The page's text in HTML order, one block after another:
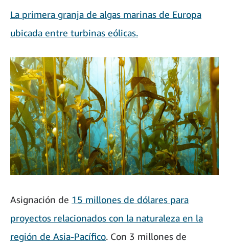
La primera granja de algas marinas de Europa
ubicada entre turbinas eólicas.
Asignación de 15 millones de dólares para
proyectos relacionados con la naturaleza en la
región de Asia-Pacífico. Con 3 millones de